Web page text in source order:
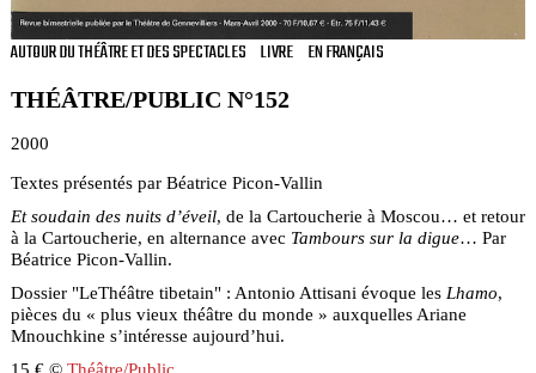
AUTOUR DU THÉÂTRE ET DES SPECTACLES LIVRE EN FRANÇAIS
THÉÂTRE/PUBLIC N°152
2000
Textes présentés par Béatrice Picon-Vallin
Et soudain des nuits d’éveil, de la Cartoucherie à Moscou… et retour
à la Cartoucherie, en alternance avec Tambours sur la digue… Par
Béatrice Picon-Vallin.
Dossier "LeThéâtre tibetain" : Antonio Attisani évoque les Lhamo,
pièces du « plus vieux théâtre du monde » auxquelles Ariane
Mnouchkine s’intéresse aujourd’hui.
15 € © Théâtre/Public